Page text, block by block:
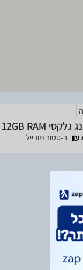
ב-סטור מובייל